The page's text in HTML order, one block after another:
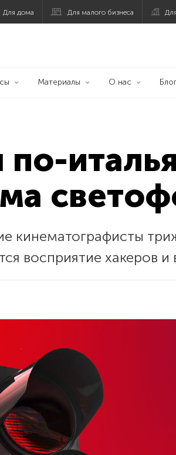
Для дома Для малого бизнеса
Материалы О нас
кинематографисты
восприятие хакеров и